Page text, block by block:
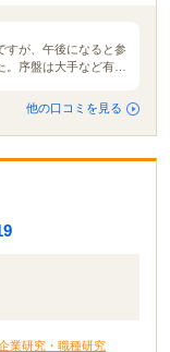
すが、午後になると参
序盤は大手など有名
いる学生や企業の人
多く見られました。
かないので、企業のホ
他の口コミを見る
業研究・職種研究